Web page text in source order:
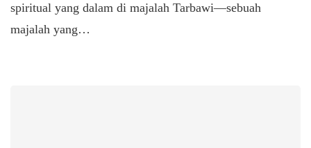
spiritual yang dalam di majalah Tarbawi—sebuah
majalah yang…